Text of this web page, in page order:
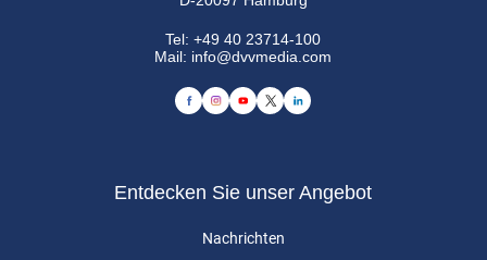
Tel:+49 40 23714-100
Mail: info@dvvmedia.com
Entdecken Sie unser Angebot
Nachrichten